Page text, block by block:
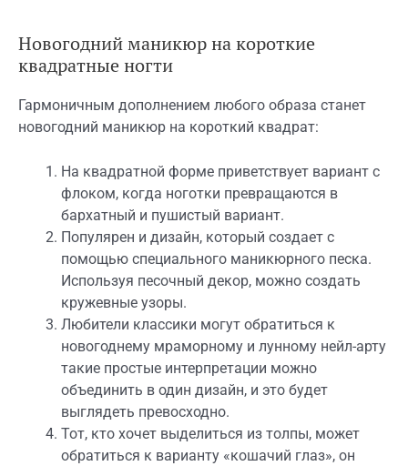
Новогодний маникюр на короткие
квадратные ногти
Гармоничным дополнением любого образа станет
новогодний маникюр на короткий квадрат:
На квадратной форме приветствует вариант с
флоком, когда ноготки превращаются в
бархатный и пушистый вариант.
Популярен и дизайн, который создает с
помощью специального маникюрного песка.
Используя песочный декор, можно создать
кружевные узоры.
Любители классики могут обратиться к
новогоднему мраморному и лунному нейл-арту
такие простые интерпретации можно
объединить в один дизайн, и это будет
выглядеть превосходно.
Тот, кто хочет выделиться из толпы, может
обратиться к варианту «кошачий глаз», он